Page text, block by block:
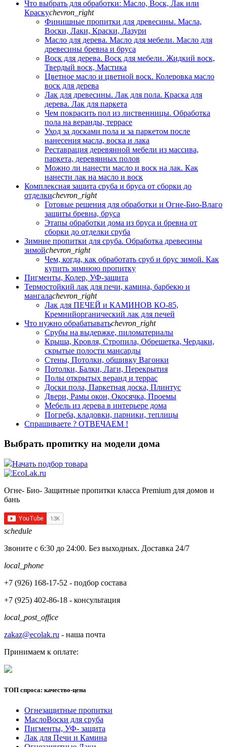
Что выбрать для обработки: Масло, Воск, Лак или
Краскуchevron_right
Финишные пропитки для древесины. Масла,
Воски, Лаки, Краски, Лазури
Масло для дерева. Масло для мебели. Масло для
древесины бревна и бруса
Воск для дерева. Воск для мебели. Жидкий воск,
Твердый воск, Мастика
Цветное масло и цветной воск. Колеровка масло
воск для дерева
Лак для древесины. Лак для пола. Краска для
дерева. Лак для паркета
Чем покрасить пол из лиственницы. Обработка
пола на веранды, террасе
Уход за досками пола и за паркетом после
нанесения масла, воска и лака
Реставрация деревянной мебели из массива,
паркета, деревянных полов
Можно ли нанести масло и воск на лак. Как
нанести лак на масло и воск
Комплексная защита сруба и бруса от сборки до
отделкиchevron_right
Готовые решения для обработки и Огне-Био-Влаго
защиты бревна, бруса
Этапы обработки дома из бруса и бревна от
сборки до отделки сруба
Зимние пропитки для сруба. Обработка древесины
зимойchevron_right
Чем, когда, как обработать сруб и брус зимой. Как
купить зимнюю пропитку
Пигменты, Колер, УФ-защита
Термостойкий лак для печи, камина, барбекю и
мангалаchevron_right
Лак для ПЕЧЕЙ и КАМИНОВ КО-85,
Кремнийорганический лак для печей
Что нужно обрабатыватьchevron_right
Срубы на выдержке, пиломатериалы
Крыша, Кровля, Стропила, Обрешетка, Чердаки,
скрытые полости мансарды
Стены, Потолки, обшивку Вагонки
Потолки, Балки, Лаги, Перекрытия
Полы открытых веранд и террас
Доски пола, Паркетная доска, Плинтус
Двери, Рамы окон, Окосячка, Проемы
Мебель из дерева в интерьере дома
Погреба, кладовки, парники, теплицы
Спрашиваете ? ОТВЕЧАЕМ !
Выбрать пропитку на модели дома
Начать подбор товара
Огне- Био- Защитные пропитки класса Premium для домов и
бань
schedule
Звоните с 6:30 до 24:00. Без выходных. Доставка 24/7
local_phone
+7 (926) 168-17-52 - подбор состава
+7 (925) 402-86-18 - консультация
local_post_office
zakaz@ecolak.ru - наша почта
Принимаем к оплате:
ТОП спроса: качество-цена
Огнезащитные пропитки
МаслоВоски для сруба
Пигменты, УФ- защита
Лак для Печи и Камина